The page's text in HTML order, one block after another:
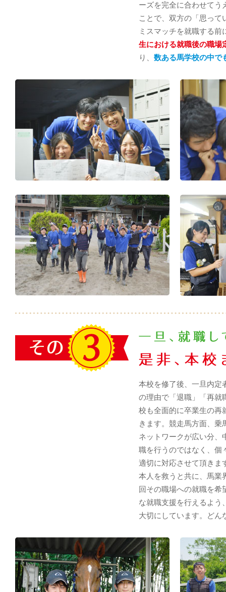
ーズを完全に合わせてう
ことで、双方の「思って
ミスマッチを就職する前
生における就職後の職場
り、 数ある馬学校の中で
本校を修了後、一旦内定
の理由で「退職」「再就
校も全面的に卒業生の再
きます。競走馬方面、乗
ネットワークが広い分、
職を行うのではなく、個
適切に対応させて頂きま
本人を救うと共に、馬業
回その職場への就職を希
な就職支援を行えるよう
大切にしています。どん